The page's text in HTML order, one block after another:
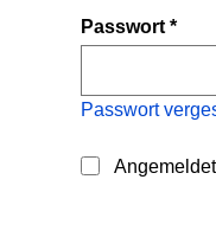
Passwort*
Passwort